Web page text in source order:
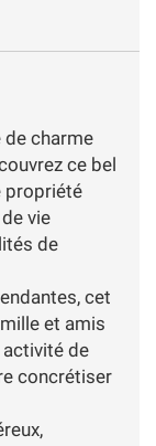
de charme
ce bel
propriété
vie
de
cet
et amis
de
concrétiser